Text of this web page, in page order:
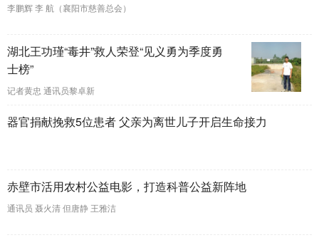
李鹏辉 李 航（襄阳市慈善总会）
湖北王功瑾“毒井”救人荣登“见义勇为季度勇
士榜”
记者黄忠 通讯员黎卓新
器官捐献挽救5位患者 父亲为离世儿子开启生命接力
赤壁市活用农村公益电影，打造科普公益新阵地
通讯员 聂火清 但唐静 王雅洁